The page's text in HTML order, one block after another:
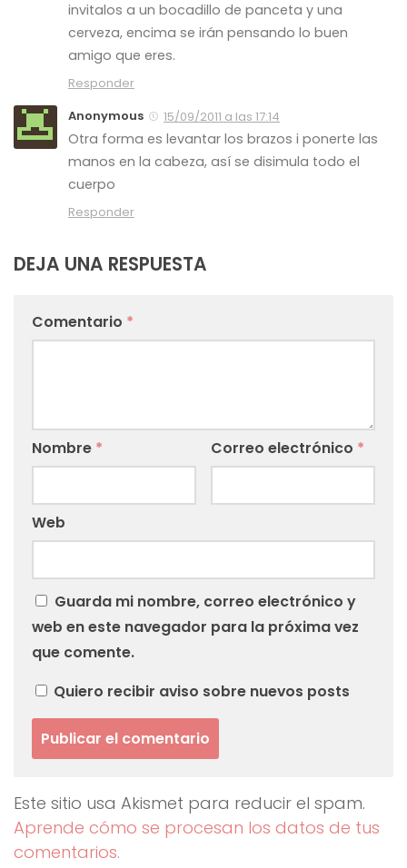
invitalos a un bocadillo de panceta y una
cerveza, encima se irán pensando lo buen
amigo que eres.
Responder
Anonymous
15/09/2011 a las 17:14
Otra forma es levantar los brazos i ponerte las
manos en la cabeza, así se disimula todo el
cuerpo
Responder
DEJA UNA RESPUESTA
Comentario *
Nombre * Correo electrónico *
Web
Guarda mi nombre, correo electrónico y
web en este navegador para la próxima vez
que comente.
Quiero recibir aviso sobre nuevos posts
Este sitio usa Akismet para reducir el spam.
Aprende cómo se procesan los datos de tus
comentarios.